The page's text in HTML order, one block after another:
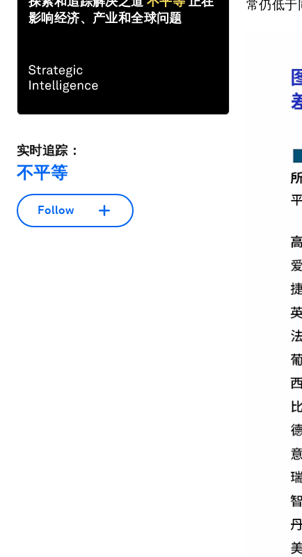
影响经济、产业和全球问题
实时追踪：
不平等
Follow
常仍低于